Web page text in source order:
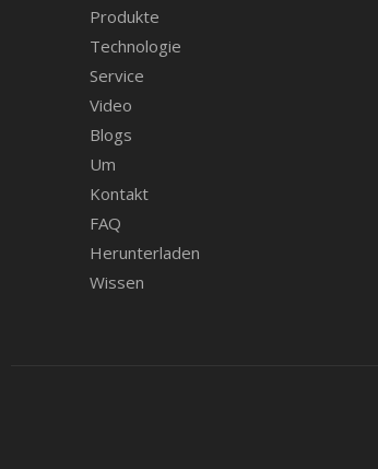
Produkte
Technologie
Service
Video
Blogs
Um
Kontakt
FAQ
Herunterladen
Wissen